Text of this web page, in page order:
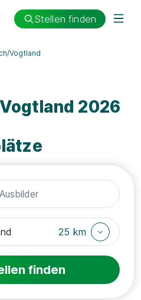
Stellen finden
Vogtland
2026
25 km
finden